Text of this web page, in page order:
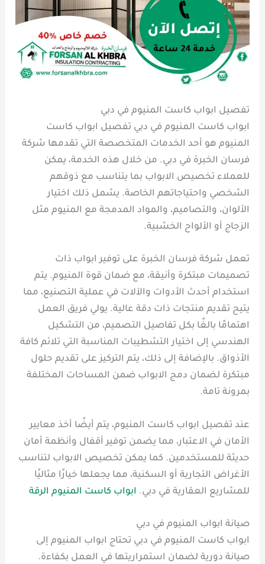
تفصيل ابواب كاست المنيوم في دبي
ابواب كاست المنيوم في دبي تفصيل ابواب كاست
المنيوم هو أحد الخدمات المتخصصة التي تقدمها شركة
فرسان الخبرة في دبي. من خلال هذه الخدمة، يمكن
للعملاء تخصيص الابواب بما يتناسب مع ذوقهم
الشخصي واحتياجاتهم الخاصة. يشمل ذلك اختيار
الألوان، والتصاميم، والمواد المدمجة مع المنيوم مثل
الزجاج أو الألواح الخشبية.
تعمل شركة فرسان الخبرة على توفير ابواب ذات
تصميمات مبتكرة وأنيقة، مع ضمان قوة المنيوم. يتم
استخدام أحدث الأدوات والآلات في عملية التصنيع، مما
يتيح تقديم منتجات ذات دقة عالية. يولي فريق العمل
اهتمامًا بالغًا بكل تفاصيل التصميم، من التشكيل
الهندسي إلى اختيار التشطيبات المناسبة التي تلائم كافة
الأذواق. بالإضافة إلى ذلك، يتم التركيز على تقديم حلول
مبتكرة لضمان دمج الابواب ضمن المساحات المختلفة
بمرونة تامة.
عند تفصيل ابواب كاست المنيوم، يتم أيضًا أخذ معايير
الأمان في الاعتبار، مما يضمن توفير أقفال وأنظمة أمان
حديثة للمستخدمين. كما يمكن تخصيص الابواب لتناسب
الأغراض التجارية أو السكنية، مما يجعلها خيارًا مثاليًا
للمشاريع العقارية في دبي. ابواب كاست المنيوم الرقة
صيانة ابواب المنيوم في دبي
ابواب كاست المنيوم في دبي تحتاج ابواب المنيوم إلى
صيانة دورية لضمان استمراريتها في العمل بكفاءة.